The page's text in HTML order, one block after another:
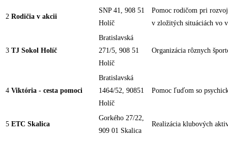
2 Rodičia v akcii
SNP 41, 908 51
Holíč
Pomoc rodičom pri
v zložitých situáciách vo
3 TJ Sokol Holíč
Bratislavská
271/5, 908 51
Holíč
Organizácia rôznych
4 Viktória - cesta pomoci
Bratislavská
1464/52, 90851
Holíč
Pomoc ľuďom so
5 ETC Skalica
Gorkého 27/22,
909 01 Skalica
Realizácia klubových